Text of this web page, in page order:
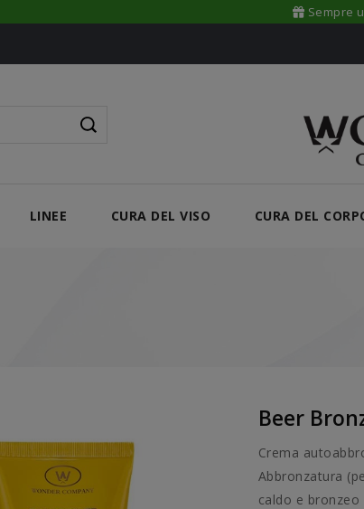
Sempre
LINEE CURA DEL VISO CURA DEL
Beer
Crema
Abbronzatura
caldo e